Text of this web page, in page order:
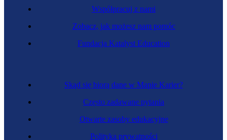
Skąd się biorą dane w Mapie Karier?
Często zadawane pytania
Otwarte zasoby edukacyjne
Polityka prywatności
Współpracuj z nami
Zobacz, jak możesz nam pomóc
Fundacja Katalyst Education